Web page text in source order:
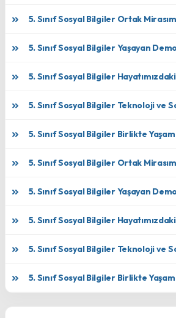
5. Sınıf Sosyal Bilgiler Ortak
5. Sınıf Sosyal Bilgiler Yaşayan
5. Sınıf Sosyal Bilgiler
5. Sınıf Sosyal Bilgiler Teknoloji ve
5. Sınıf Sosyal Bilgiler Birlikte
5. Sınıf Sosyal Bilgiler Ortak
5. Sınıf Sosyal Bilgiler Yaşayan
5. Sınıf Sosyal Bilgiler
5. Sınıf Sosyal Bilgiler Teknoloji ve
5. Sınıf Sosyal Bilgiler Birlikte